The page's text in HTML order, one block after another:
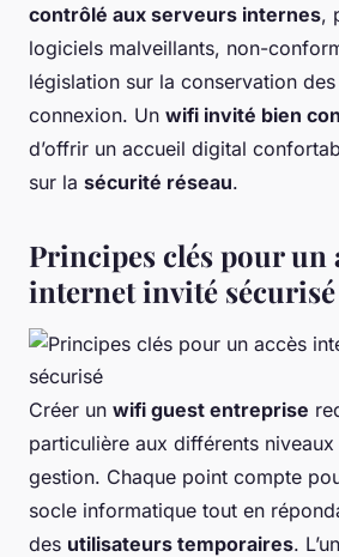
contrôlé aux serveurs internes,
logiciels malveillants, non-
législation sur la conservation
connexion. Un wifi invité bien
d’offrir un accueil digital
sur la sécurité réseau.
Principes clés pour un
internet invité sécurisé
Créer un wifi guest entreprise
particulière aux différents niveaux
gestion. Chaque point compte
socle informatique tout en
des utilisateurs temporaires.